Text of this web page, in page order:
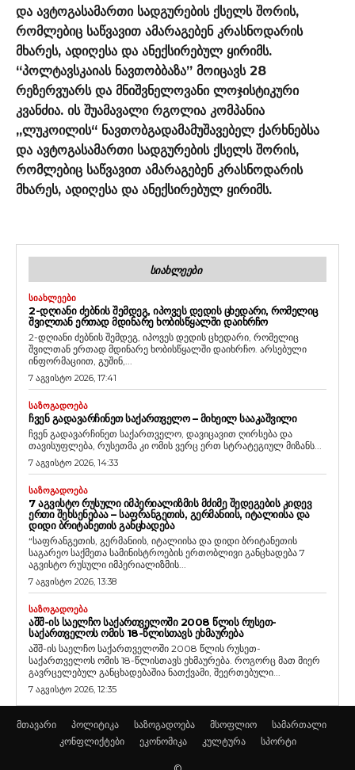
და ავტოგასამართი სადგურების ქსელს შორის,
რომლებიც საწვავით ამარაგებენ კრასნოდარის
მხარეს, ადიღესა და ანექსირებულ ყირიმს.
“პოლტავსკაიას ნავთობბაზა” მოიცავს 28
რეზერვუარს და მნიშვნელოვანი ლოჯისტიკური
კვანძია. ის შუამავალი რგოლია კომპანია
„ლუკოილის“ ნავთობგადამამუშავებელ ქარხნებსა
და ავტოგასამართი სადგურების ქსელს შორის,
რომლებიც საწვავით ამარაგებენ კრასნოდარის
მხარეს, ადიღესა და ანექსირებულ ყირიმს.
ᲡᲘᲐᲮᲚᲔᲔᲑᲘ
ᲡᲘᲐᲮᲚᲔᲔᲑᲘ
2-ᲓᲦᲘᲐᲜᲘ ᲫᲔᲑᲜᲘᲡ ᲨᲔᲛᲓᲔᲒ, ᲘᲞᲝᲕᲔᲡ ᲓᲔᲓᲘᲡ ᲪᲮᲔᲓᲐᲠᲘ, ᲠᲝᲛᲔᲚᲘᲪ
ᲨᲕᲘᲚᲗᲐᲜ ᲔᲠᲗᲐᲓ ᲛᲓᲘᲜᲐᲠᲔ ᲮᲝᲑᲘᲡᲬᲧᲐᲚᲨᲘ ᲓᲐᲘᲮᲠᲩᲝ
2-დღიანი ძებნის შემდეგ, იპოვეს დედის ცხედარი, რომელიც
შვილთან ერთად მდინარე ხობისწყალში დაიხრჩო. არსებული
ინფორმაციით, გუშინ,...
7 აგვისტო 2026, 17:41
ᲡᲐᲖᲝᲒᲐᲓᲝᲔᲑᲐ
ᲩᲕᲔᲜ ᲒᲐᲓᲐᲕᲐᲠᲩᲘᲜᲔᲗ ᲡᲐᲥᲐᲠᲗᲕᲔᲚᲝ – ᲛᲘᲮᲔᲘᲚ ᲡᲐᲐᲙᲐᲨᲕᲘᲚᲘ
ჩვენ გადავარჩინეთ საქართველო, დავიცავით ღირსება და
თავისუფლება, რუსეთმა კი ომის ვერც ერთ სტრატეგიულ მიზანს...
7 აგვისტო 2026, 14:33
ᲡᲐᲖᲝᲒᲐᲓᲝᲔᲑᲐ
7 ᲐᲒᲕᲘᲡᲢᲝ ᲠᲣᲡᲣᲚᲘ ᲘᲛᲞᲔᲠᲘᲐᲚᲘᲖᲛᲘᲡ ᲛᲫᲘᲛᲔ ᲨᲔᲓᲔᲒᲔᲑᲘᲡ ᲙᲘᲓᲔᲕ
ᲔᲠᲗᲘ ᲨᲔᲮᲡᲔᲜᲔᲑᲐᲐ – ᲡᲐᲤᲠᲐᲜᲒᲔᲗᲘᲡ, ᲒᲔᲠᲛᲐᲜᲘᲘᲡ, ᲘᲢᲐᲚᲘᲘᲡᲐ ᲓᲐ
ᲓᲘᲓᲘ ᲑᲠᲘᲢᲐᲜᲔᲗᲘᲡ ᲒᲐᲜᲪᲮᲐᲓᲔᲑᲐ
“საფრანგეთის, გერმანიის, იტალიისა და დიდი ბრიტანეთის
საგარეო საქმეთა სამინისტროების ერთობლივი განცხადება 7
აგვისტო რუსული იმპერიალიზმის...
7 აგვისტო 2026, 13:38
ᲡᲐᲖᲝᲒᲐᲓᲝᲔᲑᲐ
ᲐᲨᲨ-ᲘᲡ ᲡᲐᲔᲚᲩᲝ ᲡᲐᲥᲐᲠᲗᲕᲔᲚᲝᲨᲘ 2008 ᲬᲚᲘᲡ ᲠᲣᲡᲔᲗ-
ᲡᲐᲥᲐᲠᲗᲕᲔᲚᲝᲡ ᲝᲛᲘᲡ 18-ᲬᲚᲘᲡᲗᲐᲕᲡ ᲔᲮᲛᲐᲣᲠᲔᲑᲐ
აშშ-ის საელჩო საქართველოში 2008 წლის რუსეთ-
საქართველოს ომის 18-წლისთავს ეხმაურება. როგორც მათ მიერ
გავრცელებულ განცხადებაშია ნათქვამი, შეერთებული...
7 აგვისტო 2026, 12:35
მთავარი პოლიტიკა საზოგადოება მსოფლიო
სამართალი
კონფლიქტები
ეკონომიკა კულტურა სპორტი